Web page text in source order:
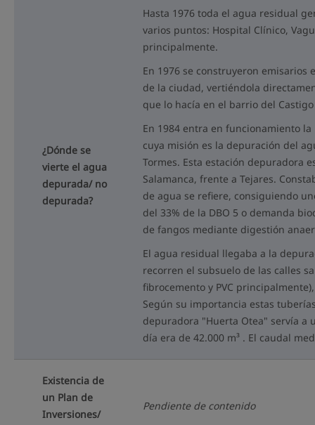
¿Dónde se
vierte el agua
depurada/ no
depurada?
Hasta 1976 toda el agua residual
varios puntos: Hospital Clínico,
principalmente.
En 1976 se construyeron
de la ciudad, vertiéndola
que lo hacía en el barrio del
En 1984 entra en funcionamiento la
cuya misión es la depuración del
Tormes. Esta estación depuradora
Salamanca, frente a Tejares.
de agua se refiere, consiguiendo
del 33% de la DBO 5 o demanda
de fangos mediante digestión
El agua residual llegaba a la
recorren el subsuelo de las calles
fibrocemento y PVC
Según su importancia estas
depuradora "Huerta Otea" servía a
día era de 42.000 m³ . El caudal
Existencia de
un Plan de
Inversiones/
Pendiente de contenido